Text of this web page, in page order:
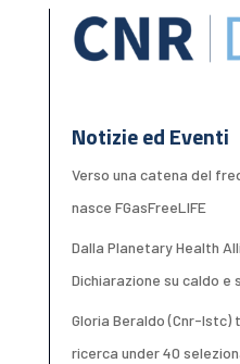
Notizie ed Eventi
Verso una catena del
nasce FGasFreeLIFE
Dalla Planetary Health
Dichiarazione su caldo e
Gloria Beraldo (Cnr-Istc)
ricerca under 40